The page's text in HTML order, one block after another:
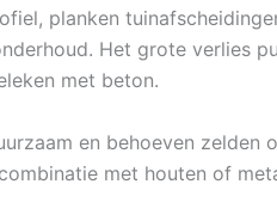
planken
Het grote verlies
met beton.
en behoeven zelden
met houten of